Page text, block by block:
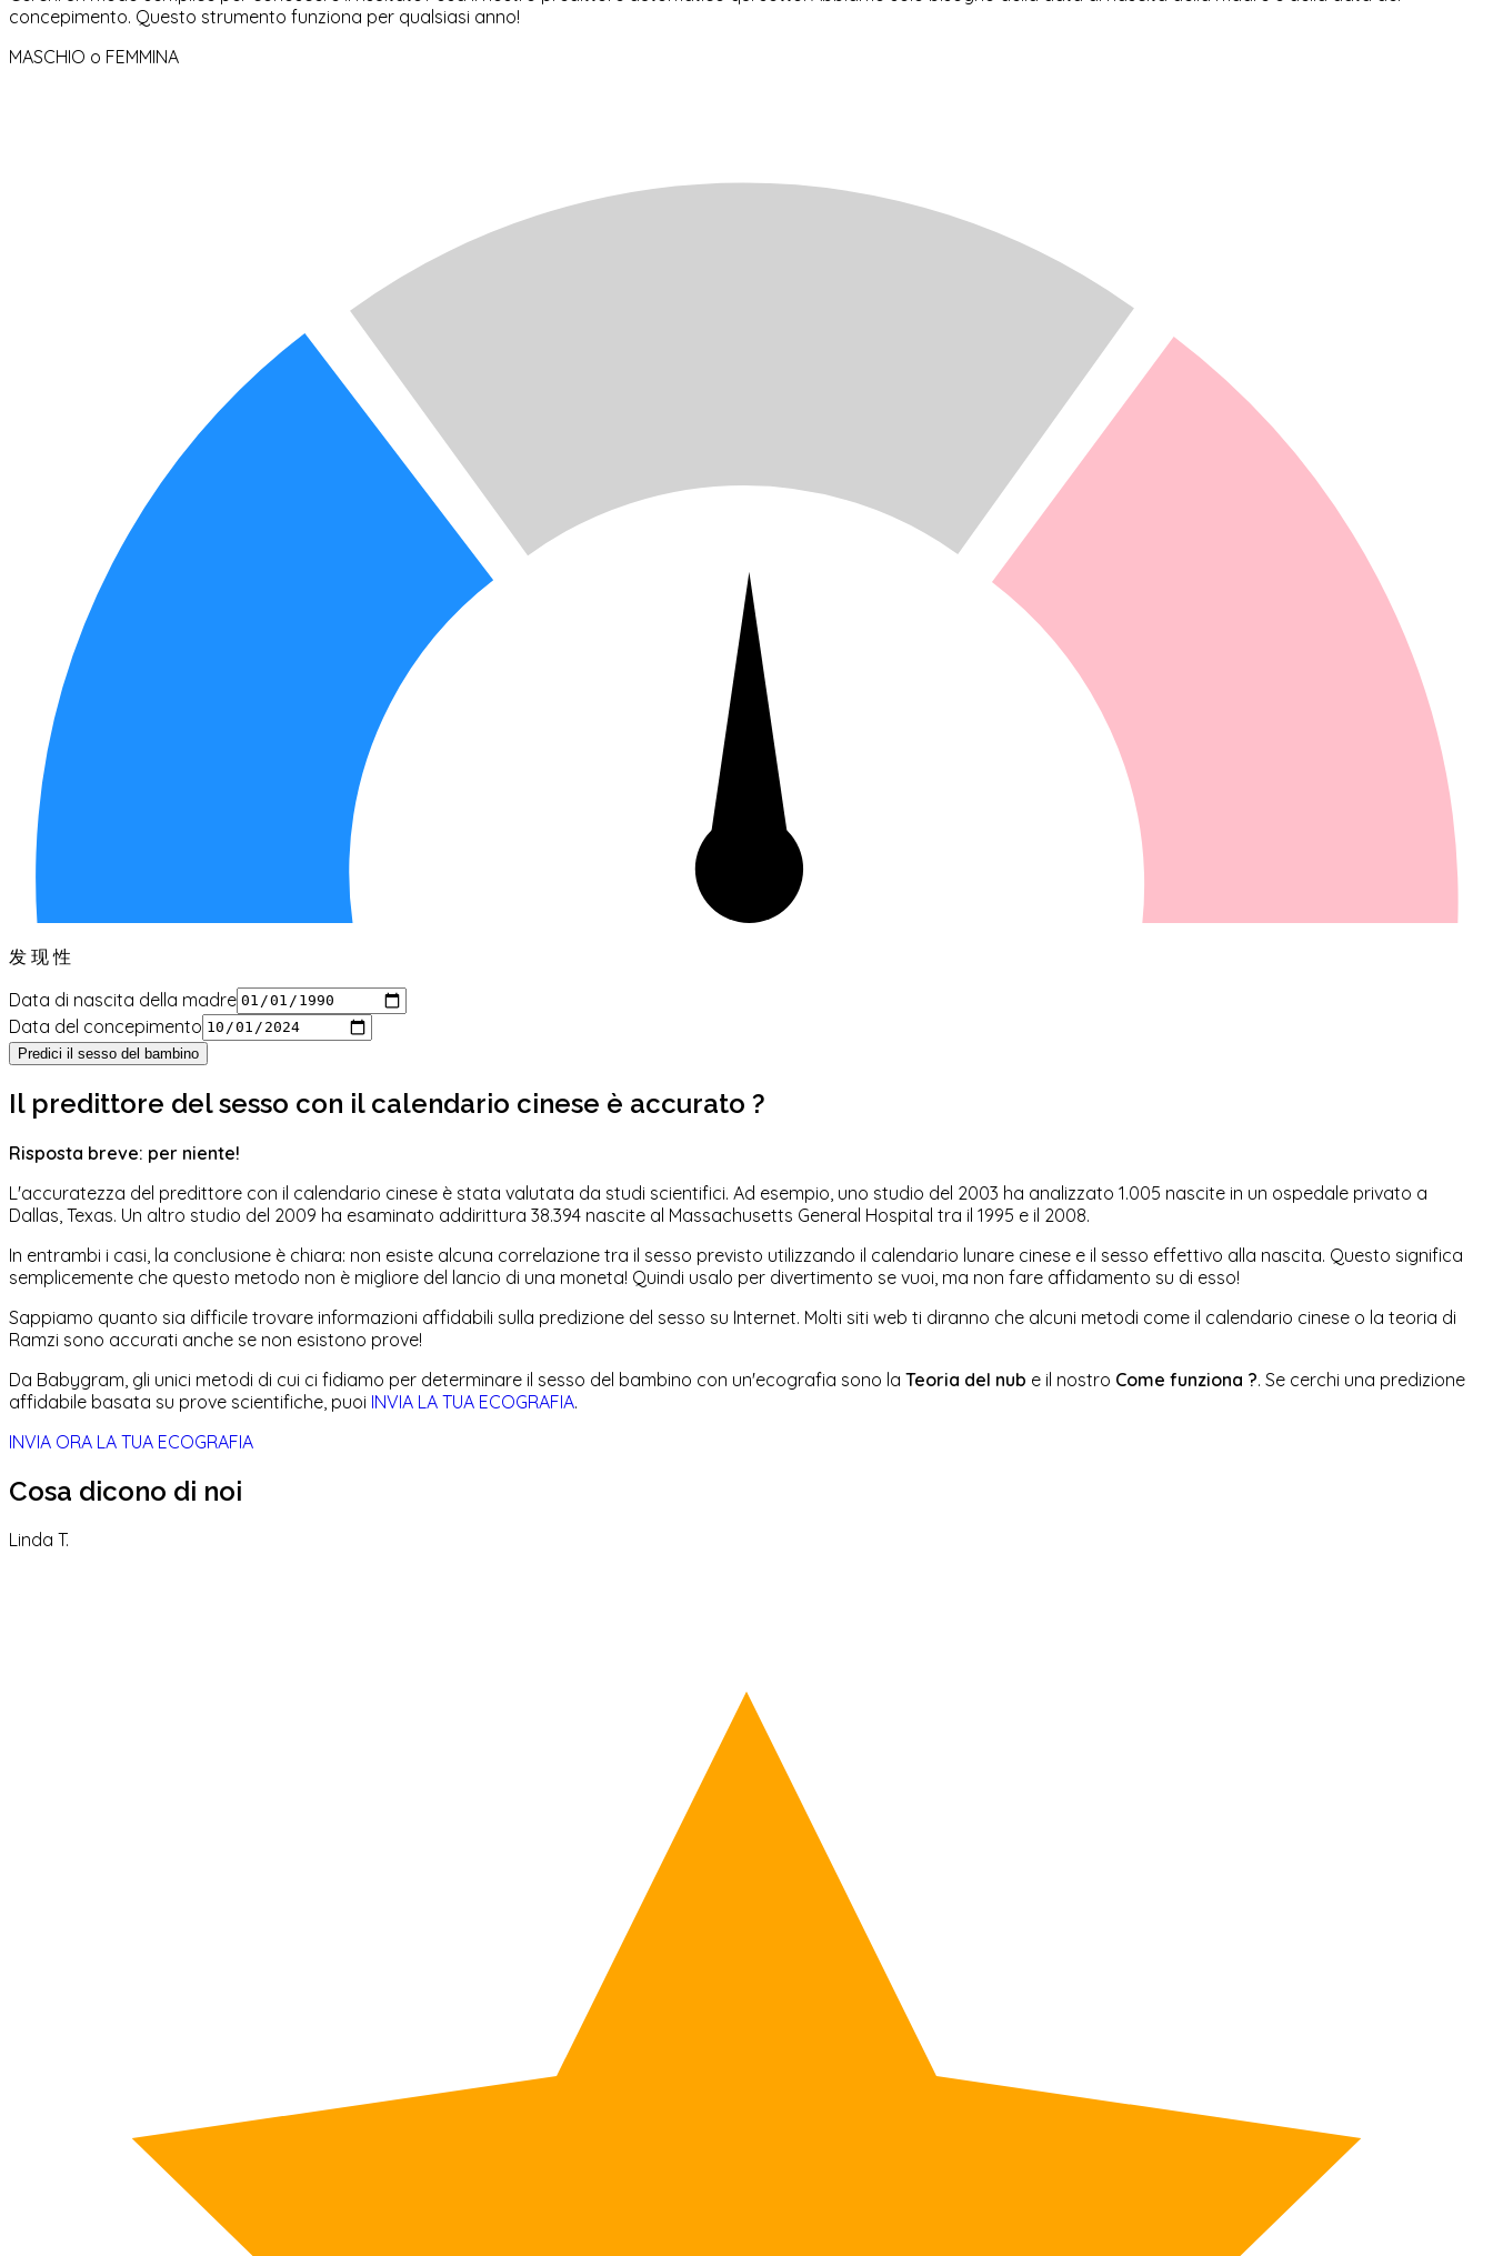
concepimento. Questo strumento funziona per qualsiasi anno!
MASCHIO o FEMMINA
发 现 性
Data di nascita della madre
Data del concepimento
Predici il sesso del bambino
Il predittore del sesso con il calendario cinese è accurato ?
Risposta breve: per niente!
L'accuratezza del predittore con il calendario cinese è stata valutata da studi scientifici. Ad esempio, uno studio del 2003 ha analizzato 1.005 nascite in un ospedale privato a
Dallas, Texas. Un altro studio del 2009 ha esaminato addirittura 38.394 nascite al Massachusetts General Hospital tra il 1995 e il 2008.
In entrambi i casi, la conclusione è chiara: non esiste alcuna correlazione tra il sesso previsto utilizzando il calendario lunare cinese e il sesso effettivo alla nascita. Questo significa
semplicemente che questo metodo non è migliore del lancio di una moneta! Quindi usalo per divertimento se vuoi, ma non fare affidamento su di esso!
Sappiamo quanto sia difficile trovare informazioni affidabili sulla predizione del sesso su Internet. Molti siti web ti diranno che alcuni metodi come il calendario cinese o la teoria di
Ramzi sono accurati anche se non esistono prove!
Da Babygram, gli unici metodi di cui ci fidiamo per determinare il sesso del bambino con un'ecografia sono la Teoria del nub e il nostro Come funziona ?. Se cerchi una predizione
affidabile basata su prove scientifiche, puoi INVIA LA TUA ECOGRAFIA.
INVIA ORA LA TUA ECOGRAFIA
Cosa dicono di noi
Linda T.